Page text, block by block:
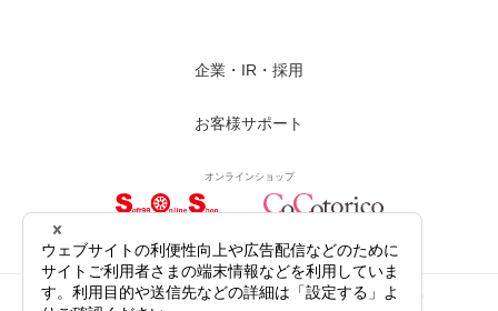
企業・IR・採用
お客様サポート
オンラインショップ
サイトご利用にあたって プライバシーポリシー